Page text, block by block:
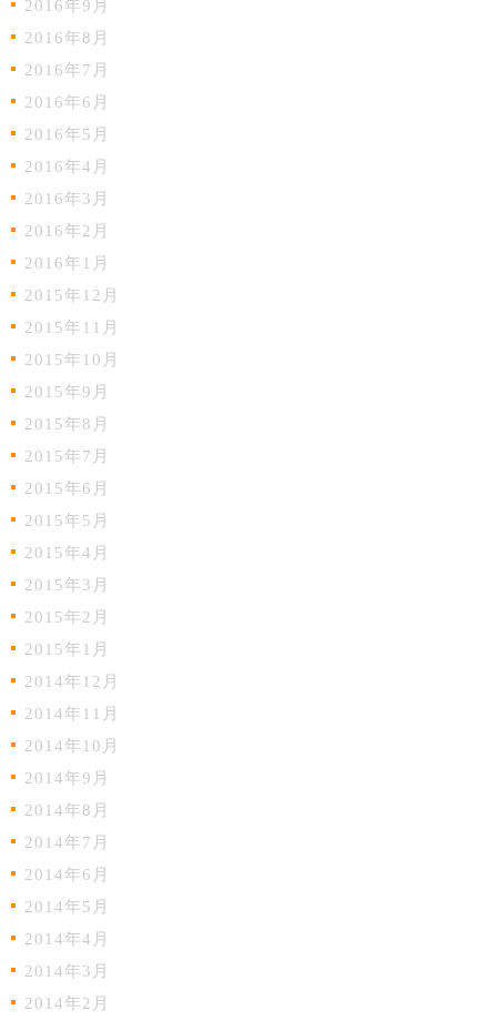
2016年9月
2016年8月
2016年7月
2016年6月
2016年5月
2016年4月
2016年3月
2016年2月
2016年1月
2015年12月
2015年11月
2015年10月
2015年9月
2015年8月
2015年7月
2015年6月
2015年5月
2015年4月
2015年3月
2015年2月
2015年1月
2014年12月
2014年11月
2014年10月
2014年9月
2014年8月
2014年7月
2014年6月
2014年5月
2014年4月
2014年3月
2014年2月